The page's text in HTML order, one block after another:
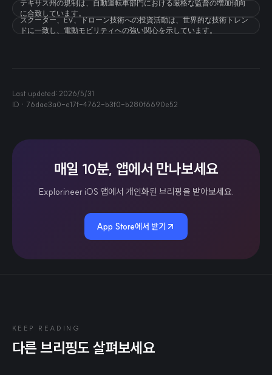
テキサス州の規制は、自動運転車部門における厳格な監督の増加傾向
に合致しています。
スクーター、EV、ドローン技術への投資活動は、世界的な技術トレン
ドに一致し、電動モビリティへの強い関心を示しています。
Last updated: 2026/5/31
ID · 76dae3a0-e17f-4762-b3f0-b280f6690e52
매일 10분, 앱에서 만나보세요
Explorineer iOS 앱에서 개인화된 브리핑을 받아보세요.
App Store에서 받기
KEEP READING
다른 브리핑도 살펴보세요